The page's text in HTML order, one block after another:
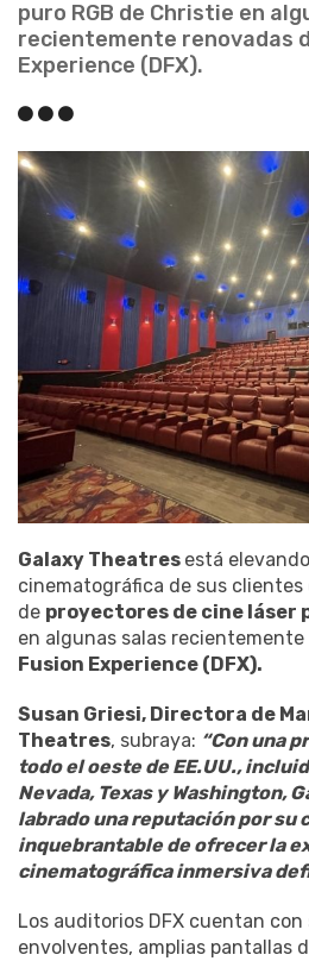
puro RGB de Christie en
recientemente renovadas
Experience (DFX).
Galaxy Theatres está
cinematográfica de sus clientes
de proyectores de cine láser
en algunas salas
Fusion Experience (DFX).
Susan Griesi, Directora de
Theatres, subraya: “Con una
todo el oeste de EE.UU.,
Nevada, Texas y Washington,
labrado una reputación por su
inquebrantable de ofrecer la
cinematográfica inmersiva
Los auditorios DFX cuentan
envolventes, amplias pantallas